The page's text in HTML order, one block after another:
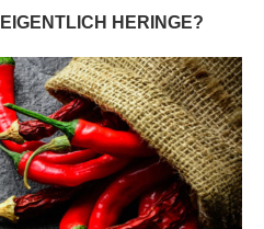
HERINGE?